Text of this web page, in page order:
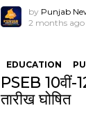
by Punjab
2 months ago
EDUCATION
PSEB 10वीं-
तारीख घोषित